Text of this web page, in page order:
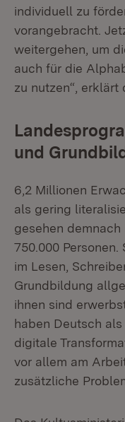
individuell zu
vorangebracht.
weitergehen, um
auch für die
zu nutzen“, erklärt
und
6,2 Millionen
als gering
gesehen
750.000
im Lesen,
Grundbildung
ihnen sind
haben Deutsch
digitale
vor allem am
zusätzliche